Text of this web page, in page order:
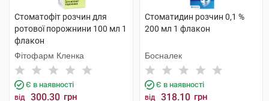
Стоматофіт розчин для
ротової порожнини 100 мл 1
флакон
Фітофарм Кленка
Є в наявності
від 300.30 грн
Стоматидин розчин 0,1 %
200 мл 1 флакон
Босналек
Є в наявності
від 318.10 грн